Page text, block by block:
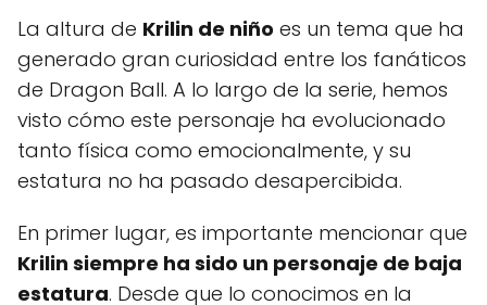
La altura de Krilin de niño es un tema que ha
generado gran curiosidad entre los fanáticos
de Dragon Ball. A lo largo de la serie, hemos
visto cómo este personaje ha evolucionado
tanto física como emocionalmente, y su
estatura no ha pasado desapercibida.
En primer lugar, es importante mencionar que
Krilin siempre ha sido un personaje de baja
estatura. Desde que lo conocimos en la